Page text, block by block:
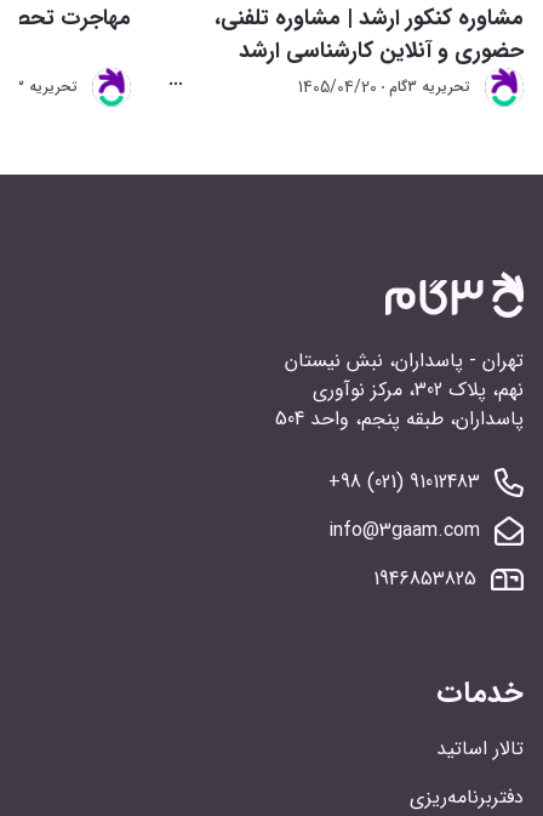
مشاوره کنکور ارشد | مشاوره تلفنی،
حضوری و آنلاین کارشناسی ارشد
تحريريه 3گام 1405/04/20
مهاجرت
تحريريه 3گام
تهران - پاسداران، نبش نیستان
نهم، پلاک 302، مرکز نوآوری
پاسداران، طبقه پنجم، واحد 504
91012483 (021) 98+
info@3gaam.com
1946853825
خدمات
تالار اساتید
دفتربرنامه‌ریزی